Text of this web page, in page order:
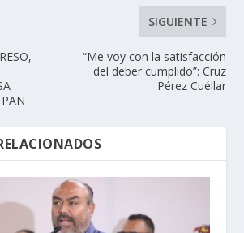
SIGUIENTE
“Me voy con la satisfacción
del deber cumplido”: Cruz
Pérez Cuéllar